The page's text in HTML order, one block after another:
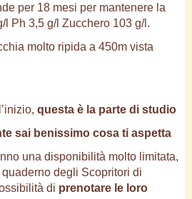
per 18 mesi per mantenere la
l Ph 3,5 g/l Zucchero 103 g/l.
molto ripida a 450m vista
questa è la parte di studio
sai benissimo cosa ti aspetta
una disponibilità molto limitata,
degli Scopritori di
di prenotare le loro